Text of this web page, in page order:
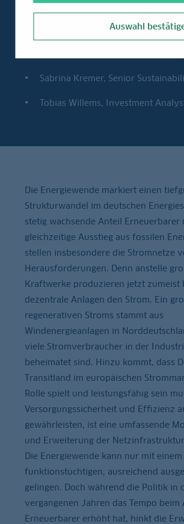
Sabrina Kremer, Senior
Tobias Willems, Investment
Die Energiewende markiert einen
Strukturwandel im deutschen
stetig wachsende Anteil Erneuerbarer
gleichzeitige Ausstieg aus fossilen
stellen insbesondere die Stromnetze
Herausforderungen. Denn anstelle
Kraftwerke produzieren jetzt zumeist
dezentrale Anlagen den Strom. Ein
regenerativen Stroms stammt aus
Windenergieanlagen in
viele Stromverbraucher in der
beheimatet sind. Hinzu kommt, dass
Transitland im europäischen
Rolle spielt und leistungsfähig sein
Versorgungssicherheit und Effizienz
gewährleisten, ist eine umfassende
und Erweiterung der
Die Energiewende kann nur mit einem
funktionstüchtigen, ausreichend
gelingen. Doch während die Politik in
vergangenen Jahren das Tempo beim
Erneuerbarer erhöht hat, hinkt die
Auswahl